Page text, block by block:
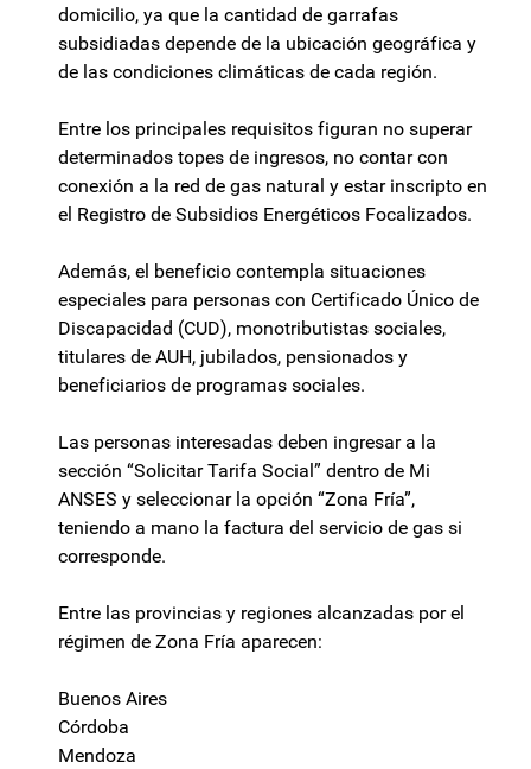
domicilio, ya que la cantidad de garrafas
subsidiadas depende de la ubicación geográfica y
de las condiciones climáticas de cada región.
Entre los principales requisitos figuran no superar
determinados topes de ingresos, no contar con
conexión a la red de gas natural y estar inscripto en
el Registro de Subsidios Energéticos Focalizados.
Además, el beneficio contempla situaciones
especiales para personas con Certificado Único de
Discapacidad (CUD), monotributistas sociales,
titulares de AUH, jubilados, pensionados y
beneficiarios de programas sociales.
Las personas interesadas deben ingresar a la
sección “Solicitar Tarifa Social” dentro de Mi
ANSES y seleccionar la opción “Zona Fría”,
teniendo a mano la factura del servicio de gas si
corresponde.
Entre las provincias y regiones alcanzadas por el
régimen de Zona Fría aparecen:
Buenos Aires
Córdoba
Mendoza